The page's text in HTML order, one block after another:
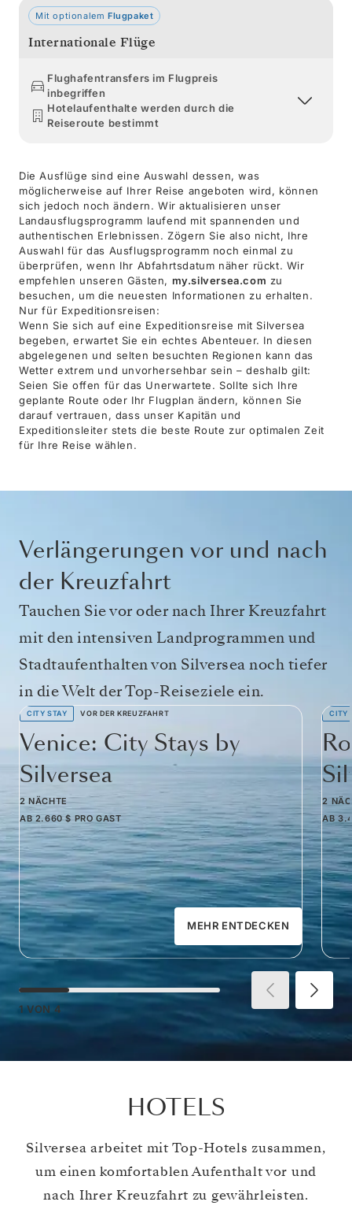
Mit optionalem Flugpaket
Internationale Flüge
Flughafentransfers im Flugpreis
inbegriffen
Hotelaufenthalte werden durch die
Reiseroute bestimmt
Die Ausflüge sind eine Auswahl dessen, was
möglicherweise auf Ihrer Reise angeboten wird, können
sich jedoch noch ändern. Wir aktualisieren unser
Landausflugsprogramm laufend mit spannenden und
authentischen Erlebnissen. Zögern Sie also nicht, Ihre
Auswahl für das Ausflugsprogramm noch einmal zu
überprüfen, wenn Ihr Abfahrtsdatum näher rückt. Wir
empfehlen unseren Gästen, my.silversea.com zu
besuchen, um die neuesten Informationen zu erhalten.
Nur für Expeditionsreisen:
Wenn Sie sich auf eine Expeditionsreise mit Silversea
begeben, erwartet Sie ein echtes Abenteuer. In diesen
abgelegenen und selten besuchten Regionen kann das
Wetter extrem und unvorhersehbar sein – deshalb gilt:
Seien Sie offen für das Unerwartete. Sollte sich Ihre
geplante Route oder Ihr Flugplan ändern, können Sie
darauf vertrauen, dass unser Kapitän und
Expeditionsleiter stets die beste Route zur optimalen Zeit
für Ihre Reise wählen.
Verlängerungen vor und nach
der Kreuzfahrt
Tauchen Sie vor oder nach Ihrer Kreuzfahrt
mit den intensiven Landprogrammen und
Stadtaufenthalten von Silversea noch tiefer
in die Welt der Top-Reiseziele ein.
CITY STAY VOR DER KREUZFAHRT
Venice: City Stays by
Silversea
2 NÄCHTE
AB 2.660 $ PRO GAST
MEHR ENTDECKEN
CITY
2
AB
1 VON 4
HOTELS
Silversea arbeitet mit Top-Hotels zusammen,
um einen komfortablen Aufenthalt vor und
nach Ihrer Kreuzfahrt zu gewährleisten.